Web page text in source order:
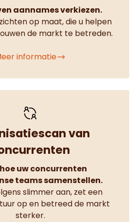
aannames verkiezen.
op maat, die u helpen
de markt te betreden.
informatie
van
uw concurrenten
teams samenstellen.
slimmer aan, zet een
op en betreed de markt
sterker.